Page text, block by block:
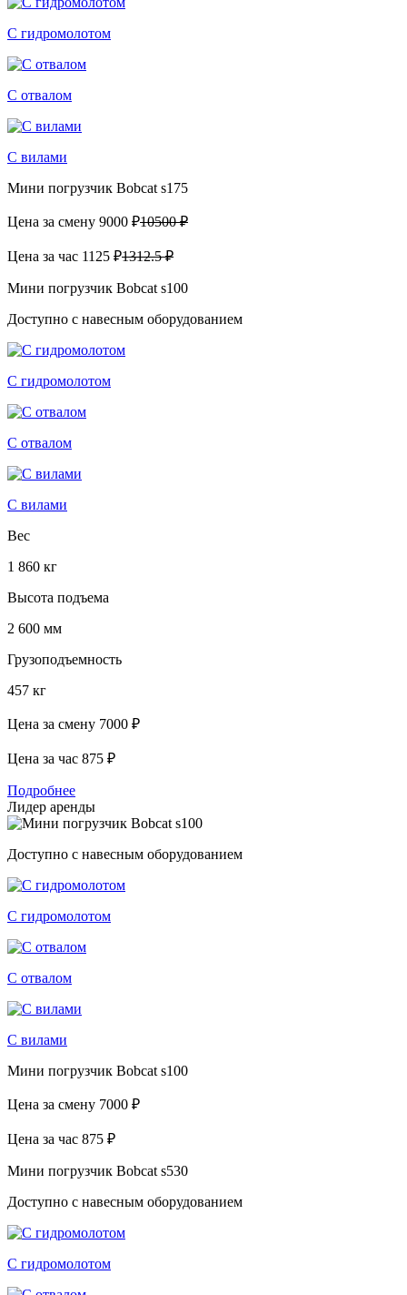
С гидромолотом
С отвалом
С вилами
Мини погрузчик Bobcat s175
Цена за смену 9000 ₽10500 ₽
Цена за час 1125 ₽1312.5 ₽
Мини погрузчик Bobcat s100
Доступно с навесным оборудованием
С гидромолотом
С отвалом
С вилами
Вес
1 860 кг
Высота подъема
2 600 мм
Грузоподъемность
457 кг
Цена за смену 7000 ₽
Цена за час 875 ₽
Подробнее
Лидер аренды
Доступно с навесным оборудованием
С гидромолотом
С отвалом
С вилами
Мини погрузчик Bobcat s100
Цена за смену 7000 ₽
Цена за час 875 ₽
Мини погрузчик Bobcat s530
Доступно с навесным оборудованием
С гидромолотом